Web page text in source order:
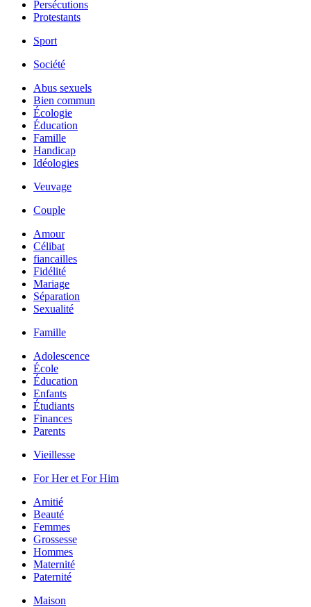
Persécutions
Protestants
Sport
Société
Abus sexuels
Bien commun
Écologie
Éducation
Famille
Handicap
Idéologies
Veuvage
Couple
Amour
Célibat
fiancailles
Fidélité
Mariage
Séparation
Sexualité
Famille
Adolescence
École
Éducation
Enfants
Étudiants
Finances
Parents
Vieillesse
For Her et For Him
Amitié
Beauté
Femmes
Grossesse
Hommes
Maternité
Paternité
Maison